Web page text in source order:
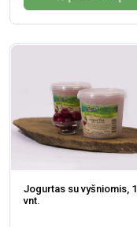
Jogurtas su vyšniomis, 1
vnt.